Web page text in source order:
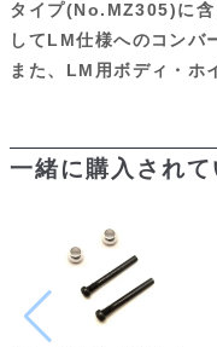
タイプ(No.MZ305)に含
してLM仕様へのコンバ
また、LM用ボディ・ホ
一緒に購入され